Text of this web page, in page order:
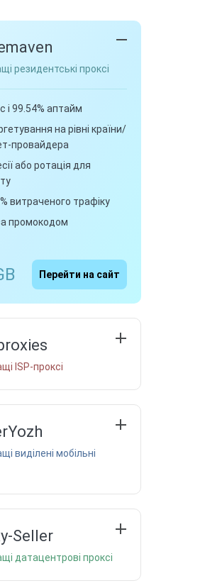
резидентські проксі
і 99.54% аптайм
на рівні країни/
провайдера
або ротація для
витраченого трафіку
промокодом
Перейти на сайт
ISP-проксі
виділені мобільні
Seller
датацентрові проксі